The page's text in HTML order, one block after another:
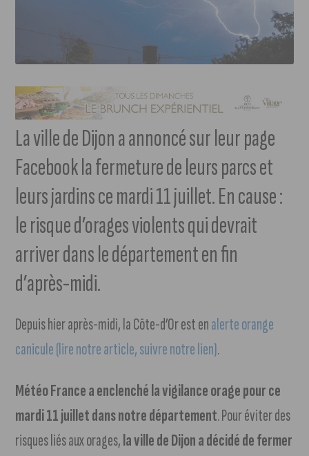
La ville de Dijon a annoncé sur leur page
Facebook la fermeture de leurs parcs et
leurs jardins ce mardi 11 juillet. En cause :
le risque d’orages violents qui devrait
arriver dans le département en fin
d’après-midi.
Depuis hier après-midi, la Côte-d’Or est enalerte orange
canicule (lire notre article, suivre notre lien).
Météo France a enclenché la vigilance orage pour ce
mardi 11 juillet dans notre département. Pour éviter des
risques liés aux orages,la ville de Dijon a décidé de fermer